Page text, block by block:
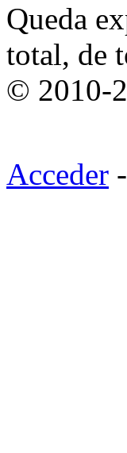
Queda
total, de
© 2010-
Acceder